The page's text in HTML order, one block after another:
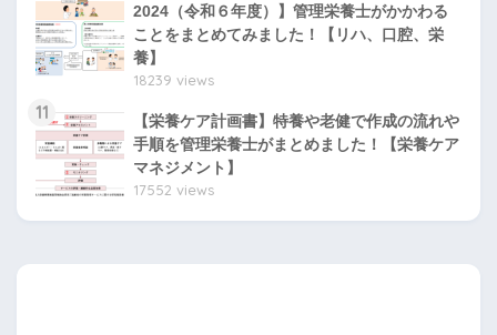
2024（令和６年度）】管理栄養士がかかわる
ことをまとめてみました！【リハ、口腔、栄
養】
18239 views
11
【栄養ケア計画書】特養や老健で作成の流れや
手順を管理栄養士がまとめました！【栄養ケア
マネジメント】
17552 views